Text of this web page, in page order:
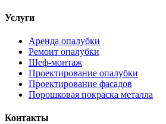
Услуги
Аренда опалубки
Ремонт опалубки
Шеф-монтаж
Проектирование опалубки
Проектирование фасадов
Порошковая покраска металла
Контакты